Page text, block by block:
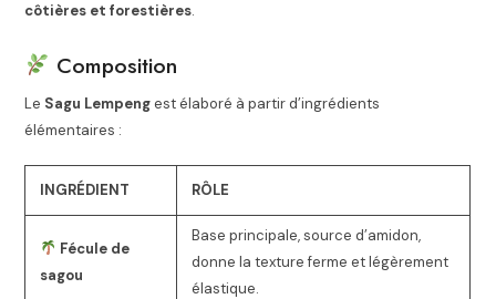
côtières et forestières.
Composition
Le Sagu Lempengest élaboré à partir d’ingrédients
élémentaires :
INGRÉDIENT RÔLE
Fécule de
sagou
Base principale, source d’amidon,
donne la texture ferme et légèrement
élastique.